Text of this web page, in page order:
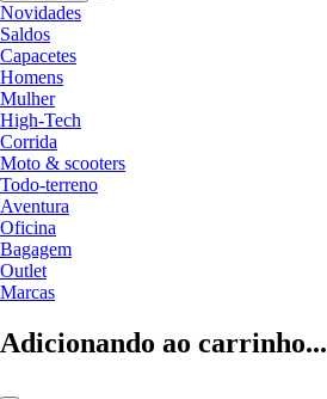
Novidades
Saldos
Capacetes
Homens
Mulher
High-Tech
Corrida
Moto & scooters
Todo-terreno
Aventura
Oficina
Bagagem
Outlet
Marcas
Adicionando ao carrinho...